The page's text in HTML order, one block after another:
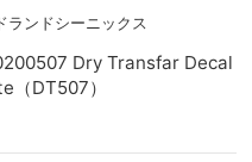
ランドシーニックス
Dry Transfar Decal
（DT507）